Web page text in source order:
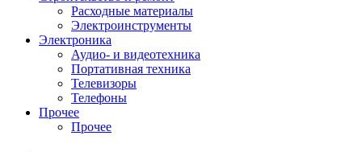
Расходные материалы
Электроинструменты
Электроника
Аудио- и видеотехника
Портативная техника
Телевизоры
Телефоны
Прочее
Прочее